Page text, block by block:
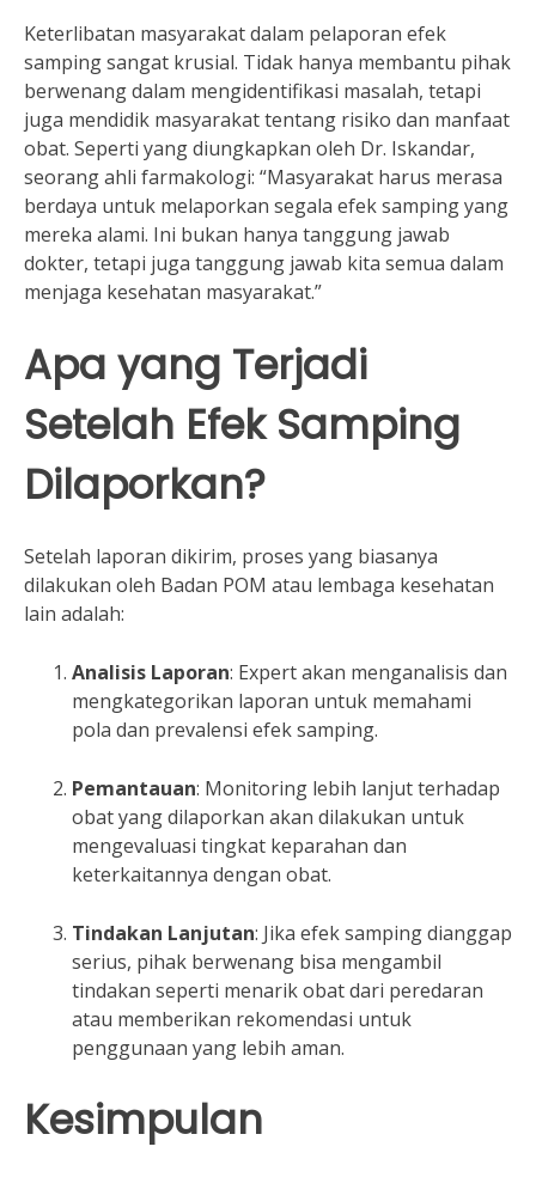
Keterlibatan masyarakat dalam pelaporan efek
samping sangat krusial. Tidak hanya membantu pihak
berwenang dalam mengidentifikasi masalah, tetapi
juga mendidik masyarakat tentang risiko dan manfaat
obat. Seperti yang diungkapkan oleh Dr. Iskandar,
seorang ahli farmakologi: “Masyarakat harus merasa
berdaya untuk melaporkan segala efek samping yang
mereka alami. Ini bukan hanya tanggung jawab
dokter, tetapi juga tanggung jawab kita semua dalam
menjaga kesehatan masyarakat.”
Apa yang Terjadi
Setelah Efek Samping
Dilaporkan?
Setelah laporan dikirim, proses yang biasanya
dilakukan oleh Badan POM atau lembaga kesehatan
lain adalah:
Analisis Laporan: Expert akan menganalisis dan
mengkategorikan laporan untuk memahami
pola dan prevalensi efek samping.
Pemantauan: Monitoring lebih lanjut terhadap
obat yang dilaporkan akan dilakukan untuk
mengevaluasi tingkat keparahan dan
keterkaitannya dengan obat.
Tindakan Lanjutan: Jika efek samping dianggap
serius, pihak berwenang bisa mengambil
tindakan seperti menarik obat dari peredaran
atau memberikan rekomendasi untuk
penggunaan yang lebih aman.
Kesimpulan